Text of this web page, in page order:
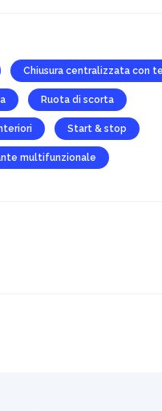
Chiusura centralizzata con
Ruota di scorta
Start & stop
multifunzionale